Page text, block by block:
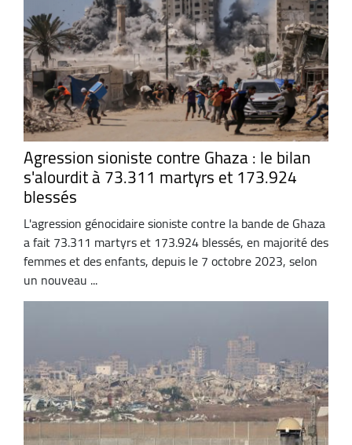
Agression sioniste contre Ghaza : le bilan
s'alourdit à 73.311 martyrs et 173.924
blessés
L'agression génocidaire sioniste contre la bande de Ghaza
a fait 73.311 martyrs et 173.924 blessés, en majorité des
femmes et des enfants, depuis le 7 octobre 2023, selon
un nouveau ...